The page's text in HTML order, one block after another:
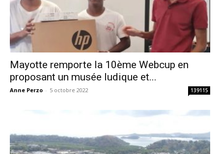
Mayotte remporte la 10ème Webcup en
proposant un musée ludique et...
Anne Perzo - 5 octobre 2022 139115